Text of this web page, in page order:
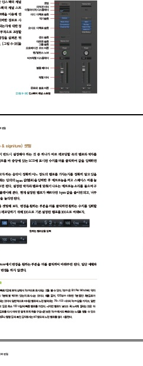
릿
열기
프로 메인 윈도우
Area)
Bar)
Loops) ? 단축키 : O
? 단축키 F
? 단축키 : I
(Smart Controls) ? 단축키 : B
직 작업 과정 미리 보기
팅과 인터페이스 사용자화
급 툴 활성화
용자화
악기 레코딩과 편집